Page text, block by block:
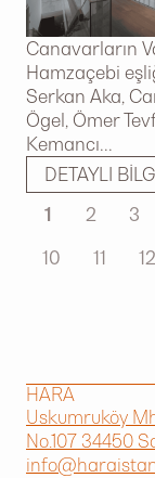
Canavarların
Hamzaçebi
Serkan Aka,
Ögel, Ömer
Kemancı...
DETAYLI BILGI
1
2 3
10
11 12
HARA
Uskumruköy
No.107 34450